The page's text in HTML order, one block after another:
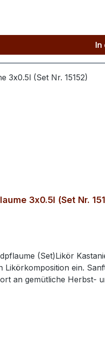
In
3x0.5l (Set Nr.
(Set)Likör
ein.
an gemütliche Herbst-
zu einer außergewöhnlichen